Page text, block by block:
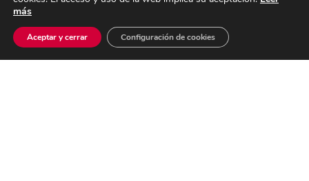
Roncopatía y apneas del sueño
Sedación consciente
Cirugía oral y maxilofacial
más
Aceptar y cerrar Configuración de cookies